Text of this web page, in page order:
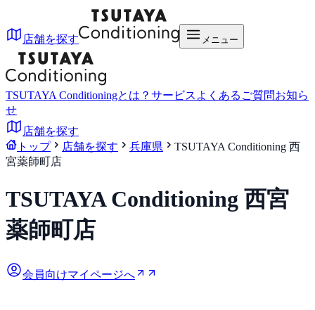
店舗を探す メニュー
TSUTAYA Conditioningとは？ サービス よくあるご質問お知ら
せ
店舗を探す
トップ
店舗を探す 兵庫県
TSUTAYA Conditioning 西
宮薬師町店
TSUTAYA Conditioning 西宮
薬師町店
会員向けマイページへ